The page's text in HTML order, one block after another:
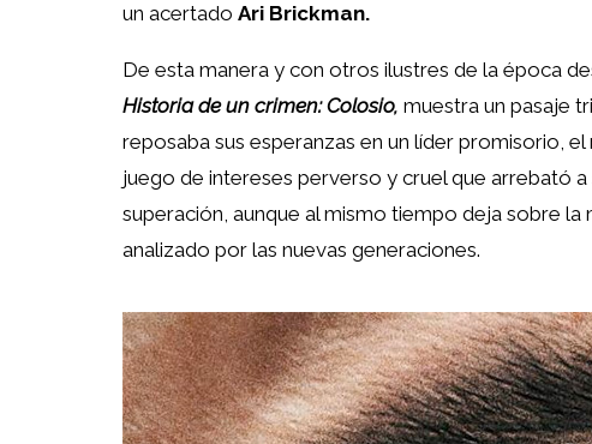
un acertado Ari Brickman.
De esta manera y con otros ilustres de la época
Historia de un crimen: Colosio, muestra un pasaje
reposaba sus esperanzas en un líder promisorio,
juego de intereses perverso y cruel que arrebató
superación, aunque al mismo tiempo deja sobre
analizado por las nuevas generaciones.